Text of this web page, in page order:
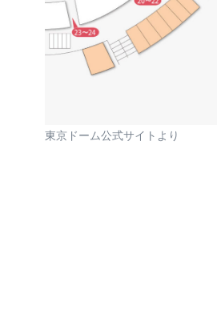
東京ドーム公式サイトより